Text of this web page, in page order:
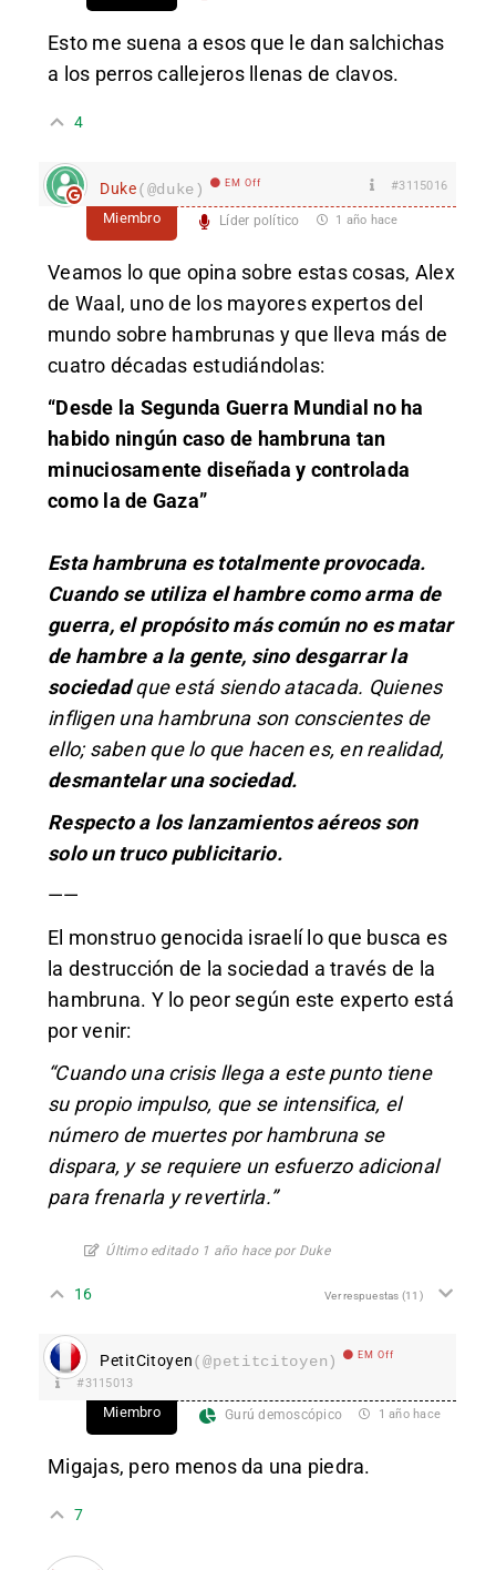
Esto me suena a esos que le dan salchichas
a los perros callejeros llenas de clavos.
4
Duke(@duke) EM Off #3115016
Miembro Líder político 1 año hace
Veamos lo que opina sobre estas cosas, Alex
de Waal, uno de los mayores expertos del
mundo sobre hambrunas y que lleva más de
cuatro décadas estudiándolas:
“Desde la Segunda Guerra Mundial no ha
habido ningún caso de hambruna tan
minuciosamente diseñada y controlada
como la de Gaza”
Esta hambruna es totalmente provocada.
Cuando se utiliza el hambre como arma de
guerra, el propósito más común no es matar
de hambre a la gente, sino desgarrar la
sociedadque está siendo atacada. Quienes
infligen una hambruna son conscientes de
ello; saben que lo que hacen es, en realidad,
desmantelar una sociedad.
Respecto a los lanzamientos aéreos son
solo un truco publicitario.
——
El monstruo genocida israelí lo que busca es
la destrucción de la sociedad a través de la
hambruna. Y lo peor según este experto está
por venir:
“Cuando una crisis llega a este punto tiene
su propio impulso, que se intensifica, el
número de muertes por hambruna se
dispara, y se requiere un esfuerzo adicional
para frenarla y revertirla.”
Último editado 1 año hace por Duke
16 Ver respuestas (11)
PetitCitoyen(@petitcitoyen) EM Off
#3115013
Miembro Gurú demoscópico 1 año hace
Migajas, pero menos da una piedra.
7